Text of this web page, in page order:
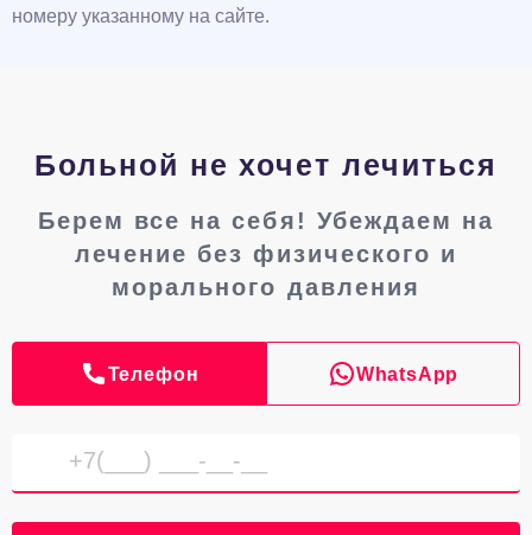
номеру указанному на сайте.
Больной не хочет лечиться
Берем все на себя! Убеждаем на
лечение без физического и
морального давления
Телефон WhatsApp